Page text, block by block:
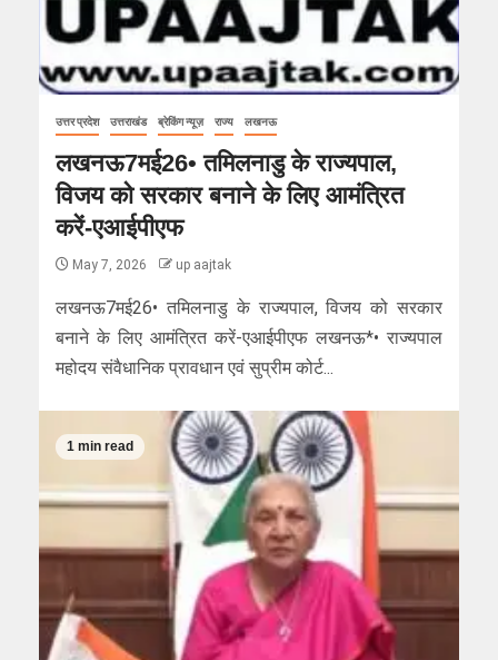
उत्तर प्रदेश उत्तराखंड ब्रेकिंग न्यूज़ राज्य लखनऊ
लखनऊ7मई26• तमिलनाडु के राज्यपाल,
विजय को सरकार बनाने के लिए आमंत्रित
करें-एआईपीएफ
May 7, 2026 up aajtak
लखनऊ7मई26• तमिलनाडु के राज्यपाल, विजय को सरकार
बनाने के लिए आमंत्रित करें-एआईपीएफ लखनऊ*• राज्यपाल
महोदय संवैधानिक प्रावधान एवं सुप्रीम कोर्ट...
1 min read